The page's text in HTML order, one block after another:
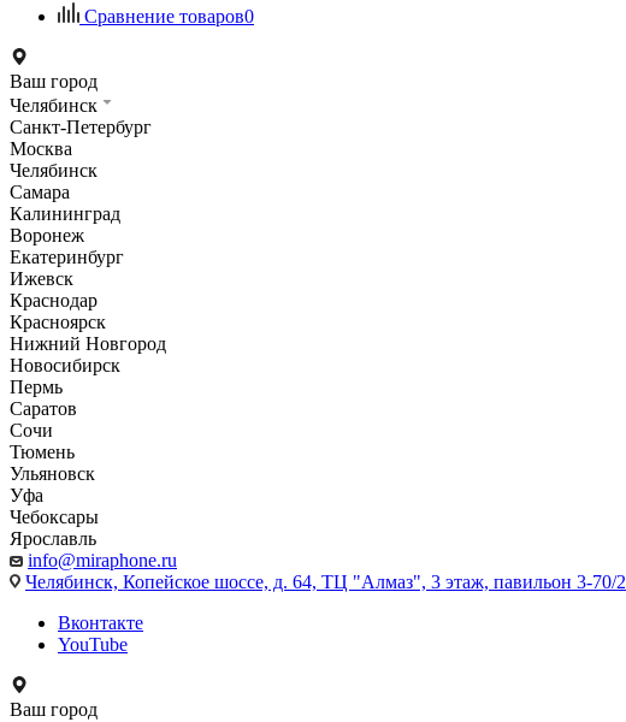
Сравнение товаров0
Ваш город
Челябинск
Санкт-Петербург
Москва
Челябинск
Самара
Калининград
Воронеж
Екатеринбург
Ижевск
Краснодар
Красноярск
Нижний Новгород
Новосибирск
Пермь
Саратов
Сочи
Тюмень
Ульяновск
Уфа
Чебоксары
Ярославль
info@miraphone.ru
Челябинск, Копейское шоссе, д. 64, ТЦ "Алмаз", 3 этаж, павильон 3-70/2
Вконтакте
YouTube
Ваш город